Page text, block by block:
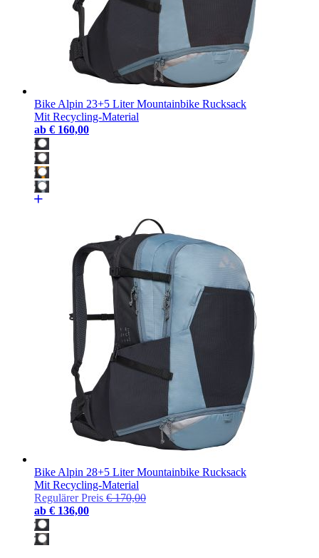
Bike Alpin 23+5 Liter Mountainbike Rucksack
Mit Recycling-Material
ab € 160,00
Bike Alpin 28+5 Liter Mountainbike Rucksack
Mit Recycling-Material
Regulärer Preis € 170,00
ab € 136,00